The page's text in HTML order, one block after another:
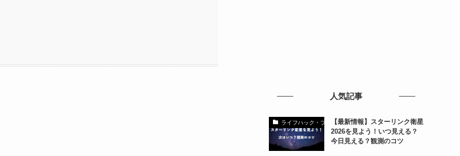
人気記事
ライフハック・ブログ【最新情報】スターリンク衛星
2026を見よう！いつ見える？
今日見える？観測のコツ